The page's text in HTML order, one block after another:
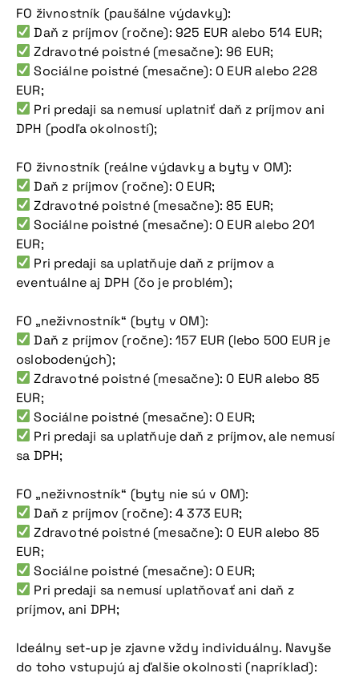
FO živnostník (paušálne výdavky):
Daň z príjmov (ročne): 925 EUR alebo 514 EUR;
Zdravotné poistné (mesačne): 96 EUR;
Sociálne poistné (mesačne): 0 EUR alebo 228
EUR;
Pri predaji sa nemusí uplatniť daň z príjmov ani
DPH (podľa okolností);
FO živnostník (reálne výdavky a byty v OM):
Daň z príjmov (ročne): 0 EUR;
Zdravotné poistné (mesačne): 85 EUR;
Sociálne poistné (mesačne): 0 EUR alebo 201
EUR;
Pri predaji sa uplatňuje daň z príjmov a
eventuálne aj DPH (čo je problém);
FO „neživnostník“ (byty v OM):
Daň z príjmov (ročne): 157 EUR (lebo 500 EUR je
oslobodených);
Zdravotné poistné (mesačne): 0 EUR alebo 85
EUR;
Sociálne poistné (mesačne): 0 EUR;
Pri predaji sa uplatňuje daň z príjmov, ale nemusí
sa DPH;
FO „neživnostník“ (byty nie sú v OM):
Daň z príjmov (ročne): 4 373 EUR;
Zdravotné poistné (mesačne): 0 EUR alebo 85
EUR;
Sociálne poistné (mesačne): 0 EUR;
Pri predaji sa nemusí uplatňovať ani daň z
príjmov, ani DPH;
Ideálny set-up je zjavne vždy individuálny. Navyše
do toho vstupujú aj ďalšie okolnosti (napríklad):
Nepremeškajte
našu pripravovanú